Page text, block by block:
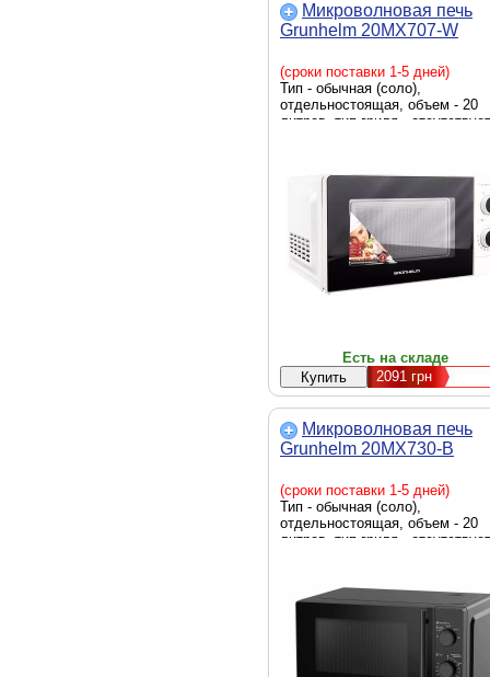
Микроволновая печь
Grunhelm 20MX707-W
(сроки поставки 1-5 дней)
Тип - обычная (соло),
отдельностоящая, объем - 20
литров, тип гриля -
автоотключение, диаметр
поворотного поддона - 245 мм,
подсветка камеры, таймер,
быстрый старт, вращающийся
поднос, Ширина - 446 мм,
- 332 мм, Высота - 245 мм, вес
9.4 кг, белый
Есть на складе
2091 грн
Микроволновая печь
Grunhelm 20MX730-B
(сроки поставки 1-5 дней)
Тип - обычная (соло),
отдельностоящая, объем - 20
литров, тип гриля -
блокировка работы при
дверце, диаметр поворотного
поддона - 255 мм, подсветка
камеры, таймер, быстрый
вращающийся поднос,
430 мм, Глубина - 295 мм,